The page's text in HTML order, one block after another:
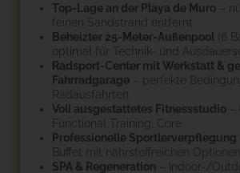
Top-Lage an der Playa de Muro –
feinen Sandstrand entfernt
Beheizter 25-Meter-Außenpool (6
optimal für Technik- und
Radsport-Center mit Werkstatt &
Fahrradgarage – perfekte
Radausfahrten
Voll ausgestattetes Fitnessstudio –
Functional Training, Core
Professionelle Sportlerverpflegung
Buffet mit nährstoffreichen Optionen
SPA & Regeneration – Indoor-/